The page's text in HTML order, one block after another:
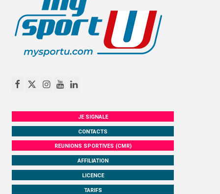
JE SIGNALE
CONTACTS
REUNIONS SPORTIVES (CMR)
AFFILIATION
LICENCE
TARIFS